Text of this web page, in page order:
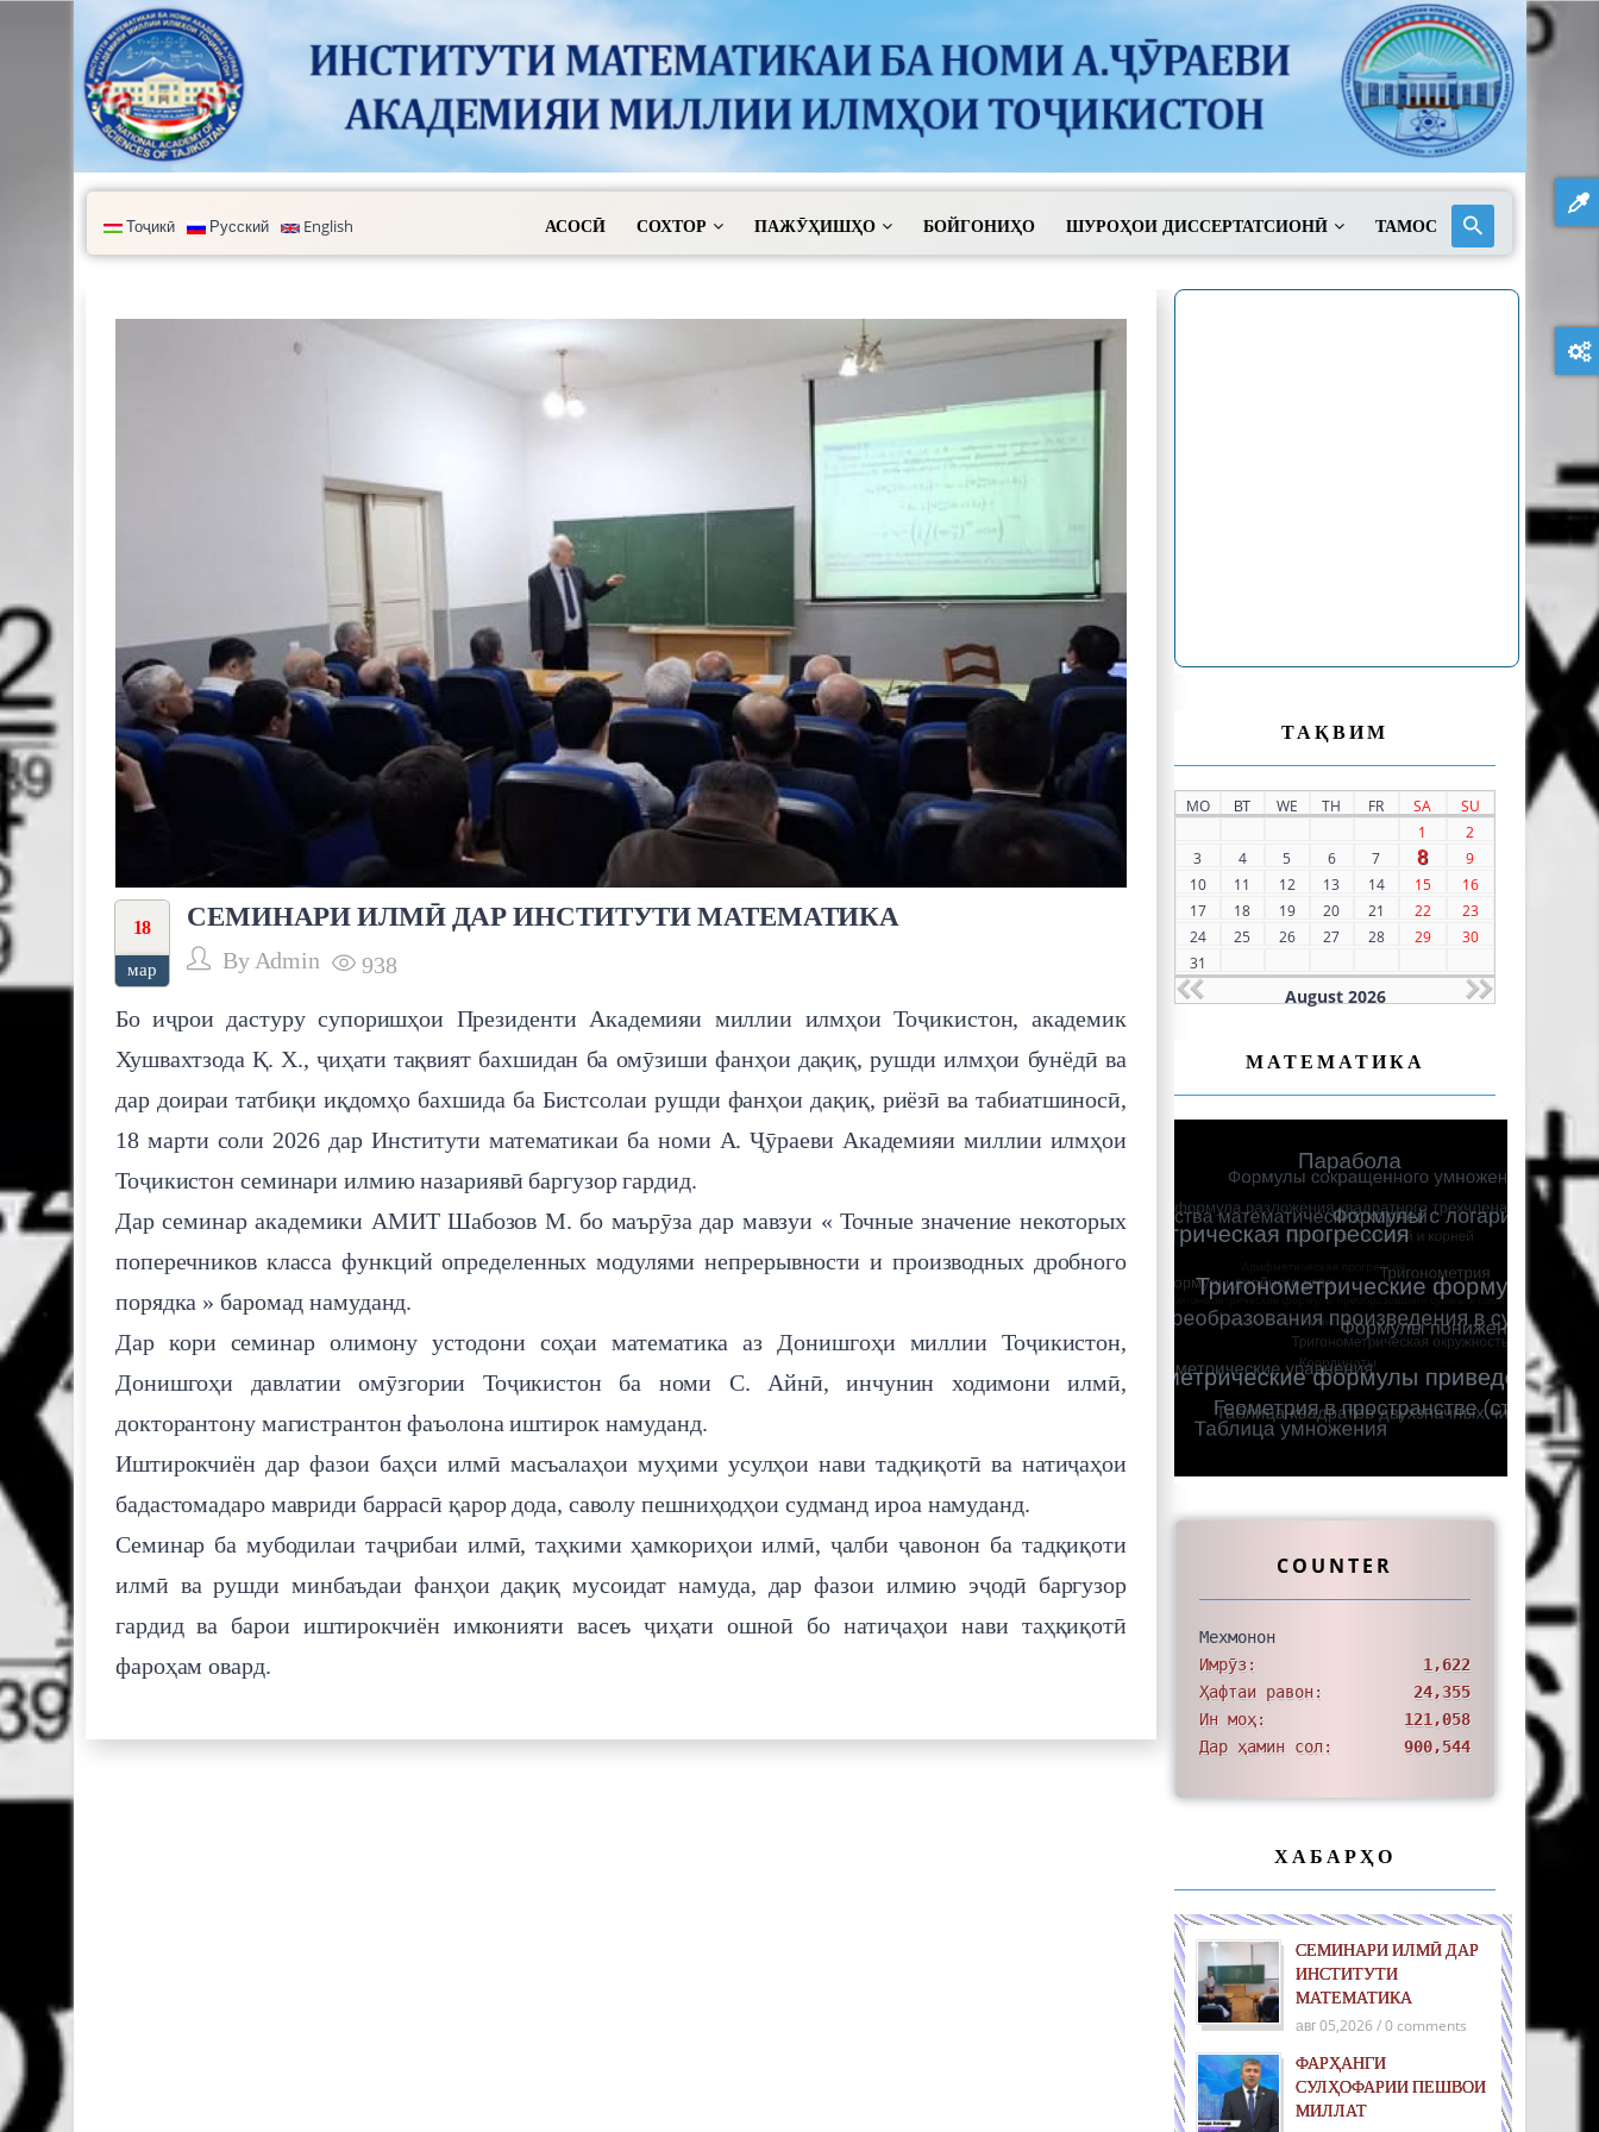
Перейти к основному содержанию
АСОСӢ СОХТОР ПАЖӮҲИШҲО БОЙГОНИҲО ШУРОҲОИ ДИССЕРТАТСИОНӢ ТАМОС
Тоҷикӣ Русский English
18
мар
СЕМИНАРИ ИЛМӢ ДАР ИНСТИТУТИ МАТЕМАТИКА
By Admin 938
Бо иҷрои дастуру супоришҳои Президенти Академияи миллии илмҳои Тоҷикистон, академик
Хушвахтзода Қ. Х., ҷиҳати тақвият бахшидан ба омӯзиши фанҳои дақиқ, рушди илмҳои бунёдӣ ва
дар доираи татбиқи иқдомҳо бахшида ба Бистсолаи рушди фанҳои дақиқ, риёзӣ ва табиатшиносӣ,
18 марти соли 2026 дар Институти математикаи ба номи А. Ҷӯраеви Академияи миллии илмҳои
Тоҷикистон семинари илмию назариявӣ баргузор гардид.
Дар семинар академики АМИТ Шабозов М. бо маърӯза дар мавзуи « Точные значение некоторых
поперечников класса функций определенных модулями непрерывности и производных дробного
порядка » баромад намуданд.
Дар кори семинар олимону устодони соҳаи математика аз Донишгоҳи миллии Тоҷикистон,
Донишгоҳи давлатии омӯзгории Тоҷикистон ба номи С. Айнӣ, инчунин ходимони илмӣ,
докторантону магистрантон фаъолона иштирок намуданд.
Иштирокчиён дар фазои баҳси илмӣ масъалаҳои муҳими усулҳои нави тадқиқотӣ ва натиҷаҳои
бадастомадаро мавриди баррасӣ қарор дода, саволу пешниҳодҳои судманд ироа намуданд.
Семинар ба мубодилаи таҷрибаи илмӣ, таҳкими ҳамкориҳои илмӣ, ҷалби ҷавонон ба тадқиқоти
илмӣ ва рушди минбаъдаи фанҳои дақиқ мусоидат намуда, дар фазои илмию эҷодӣ баргузор
гардид ва барои иштирокчиён имконияти васеъ ҷиҳати ошноӣ бо натиҷаҳои нави таҳқиқотӣ
фароҳам овард.
ТАҚВИМ
MO ВТ WE TH FR SA
SU
1
2
3
4 5 6 7 8
9
10
11 12 13 14 15
16
17
18 19 20 21 22
23
24
25 26 27 28 29
30
31
August 2026
МАТЕМАТИКА
COUNTER
Мехмонон
Имрӯз:
1,622
Ҳафтаи равон:
24,355
Ин моҳ:
121,058
Дар ҳамин сол:
900,544
ХАБАРҲО
СЕМИНАРИ ИЛМӢ ДАР
ИНСТИТУТИ
МАТЕМАТИКА
авг 05,2026 / 0 comments
ФАРҲАНГИ
СУЛҲОФАРИИ ПЕШВОИ
МИЛЛАТ